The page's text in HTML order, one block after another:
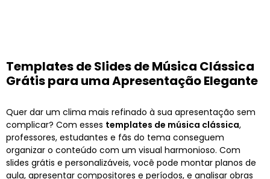
Templates de Slides de Música Clássica
Grátis para uma Apresentação Elegante
Quer dar um clima mais refinado à sua apresentação sem
complicar? Com esses templates de música clássica,
professores, estudantes e fãs do tema conseguem
organizar o conteúdo com um visual harmonioso. Com
slides grátis e personalizáveis, você pode montar planos de
aula, apresentar compositores e períodos, e analisar obras